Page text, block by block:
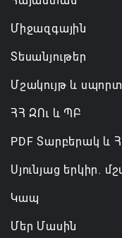
Միջազգային
Տեսանյութեր
Մշակույթ և սպորտ
ՀՀ ԶՈւ և ՊԲ
PDF Տարբերակ և
Սյունյաց երկիր.
Կապ
Մեր Մասին